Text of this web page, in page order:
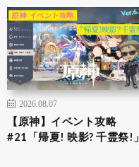
2026.08.07
【原神】イベント攻略
#21「帰夏! 映影? 千霊祭!」